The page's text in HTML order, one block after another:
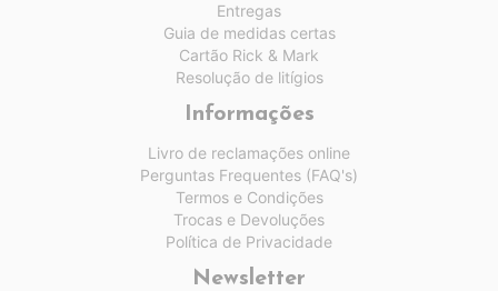
Entregas
Guia de medidas certas
Cartão Rick & Mark
Resolução de litígios
Informações
Livro de reclamações online
Perguntas Frequentes (FAQ's)
Termos e Condições
Trocas e Devoluções
Política de Privacidade
Newsletter